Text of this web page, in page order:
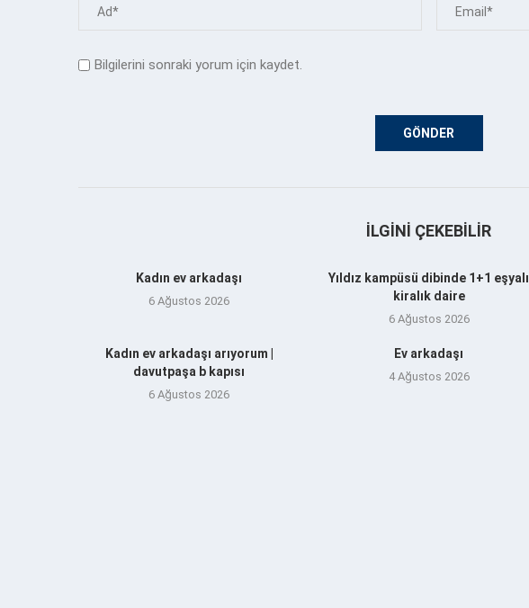
Bilgilerini sonraki yorum için kaydet.
İLGINI ÇEKEBILIR
Kadın ev arkadaşı
6 Ağustos 2026
Yıldız kampüsü dibinde 1+1 eşyalı
kiralık daire
6 Ağustos 2026
Kadın ev arkadaşı arıyorum |
davutpaşa b kapısı
6 Ağustos 2026
Ev arkadaşı
4 Ağustos 2026